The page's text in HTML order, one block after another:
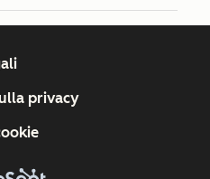
privacy